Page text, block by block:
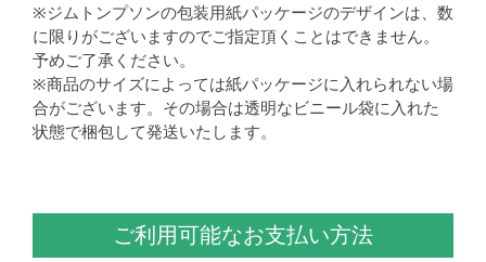
※ジムトンプソンの包装用紙パッケージのデザインは、数
に限りがございますのでご指定頂くことはできません。
予めご了承ください。
※商品のサイズによっては紙パッケージに入れられない場
合がございます。その場合は透明なビニール袋に入れた
状態で梱包して発送いたします。
ご利用可能なお支払い方法